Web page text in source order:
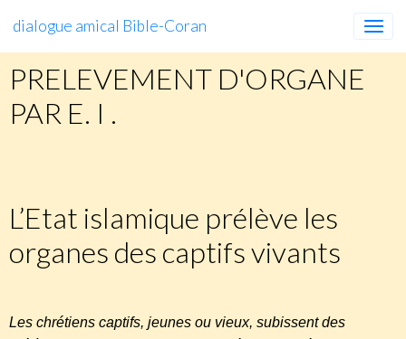
dialogue amical Bible-Coran
PRELEVEMENT D'ORGANE
PAR E. I .
L’Etat islamique prélève les
organes des captifs vivants
Les chrétiens captifs, jeunes ou vieux, subissent des